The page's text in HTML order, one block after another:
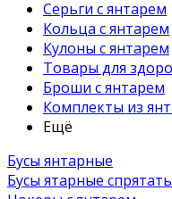
Серьги с янтарем
Кольца с янтарем
Кулоны с янтарем
Товары для
Броши с янтарем
Комплекты из
Ещё
Бусы янтарные
Бусы ятарные